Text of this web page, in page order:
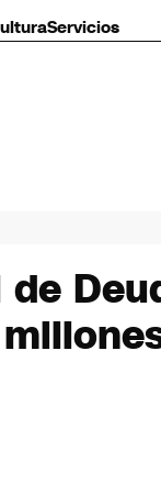
Servicios